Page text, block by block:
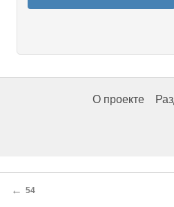
О проекте
← 54